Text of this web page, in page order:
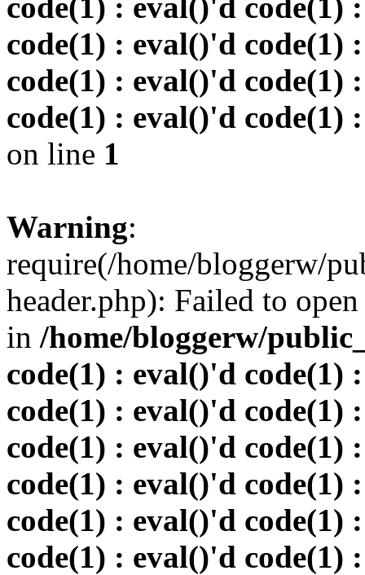
code(1) : eval()'d code(1)
code(1) : eval()'d code(1)
code(1) : eval()'d code(1)
on line 1
Warning:
require(/home/bloggerw/
header.php): Failed to
in /home/bloggerw/
code(1) : eval()'d code(1)
code(1) : eval()'d code(1)
code(1) : eval()'d code(1)
code(1) : eval()'d code(1)
code(1) : eval()'d code(1)
code(1) : eval()'d code(1)